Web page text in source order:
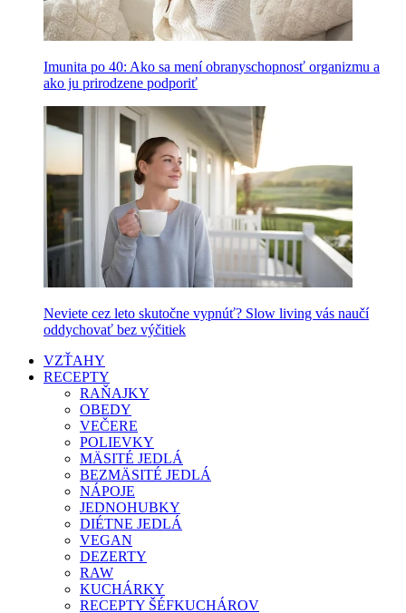
Imunita po 40: Ako sa mení obranyschopnosť organizmu a
ako ju prirodzene podporiť
Neviete cez leto skutočne vypnúť? Slow living vás naučí
oddychovať bez výčitiek
VZŤAHY
RECEPTY
RAŇAJKY
OBEDY
VEČERE
POLIEVKY
MÄSITÉ JEDLÁ
BEZMÄSITÉ JEDLÁ
NÁPOJE
JEDNOHUBKY
DIÉTNE JEDLÁ
VEGAN
DEZERTY
RAW
KUCHÁRKY
RECEPTY ŠÉFKUCHÁROV